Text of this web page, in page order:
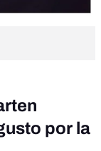
por la